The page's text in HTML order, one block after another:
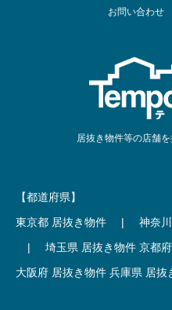
お問い合わせ
居抜き物件等の店舗
【都道府県】
東京都 居抜き物件
| 神奈
|
埼玉県 居抜き物件 京都
大阪府 居抜き物件 兵庫県 居抜